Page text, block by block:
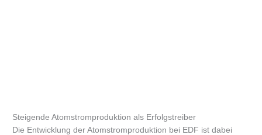
Steigende Atomstromproduktion als Erfolgstreiber
Die Entwicklung der Atomstromproduktion bei EDF ist dabei